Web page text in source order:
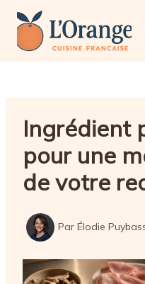
contenu
Ingrédient
pour une
de votre
Par Élodie